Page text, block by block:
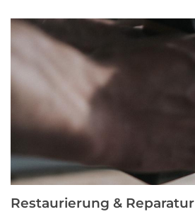
Restaurierung & Reparatur